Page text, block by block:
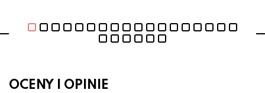
OCENY I OPINIE